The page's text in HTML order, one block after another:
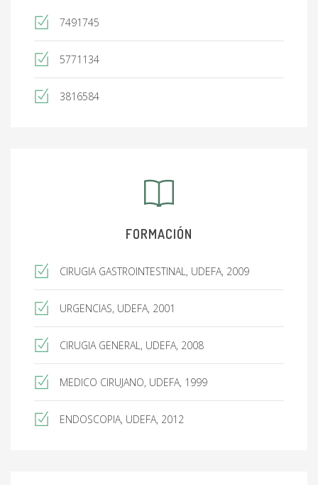
7491745
5771134
3816584
FORMACIÓN
CIRUGIA GASTROINTESTINAL, UDEFA, 2009
URGENCIAS, UDEFA, 2001
CIRUGIA GENERAL, UDEFA, 2008
MEDICO CIRUJANO, UDEFA, 1999
ENDOSCOPIA, UDEFA, 2012